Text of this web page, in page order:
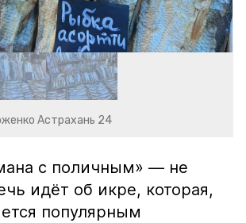
Астрахань 24
с поличным» — не
идёт об икре, которая,
популярным